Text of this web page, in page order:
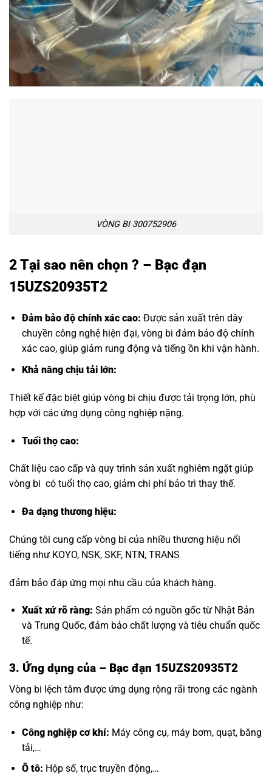
VÒNG BI 300752906
2 Tại sao nên chọn ? – Bạc đạn
15UZS20935T2
Đảm bảo độ chính xác cao: Được sản xuất trên dây
chuyền công nghệ hiện đại, vòng bi đảm bảo độ chính
xác cao, giúp giảm rung động và tiếng ồn khi vận hành.
Khả năng chịu tải lớn:
Thiết kế đặc biệt giúp vòng bi chịu được tải trọng lớn, phù
hợp với các ứng dụng công nghiệp nặng.
Tuổi thọ cao:
Chất liệu cao cấp và quy trình sản xuất nghiêm ngặt giúp
vòng bi có tuổi thọ cao, giảm chi phí bảo trì thay thế.
Đa dạng thương hiệu:
Chúng tôi cung cấp vòng bi của nhiều thương hiệu nổi
tiếng như KOYO, NSK, SKF, NTN, TRANS
đảm bảo đáp ứng mọi nhu cầu của khách hàng.
Xuất xứ rõ ràng: Sản phẩm có nguồn gốc từ Nhật Bản
và Trung Quốc, đảm bảo chất lượng và tiêu chuẩn quốc
tế.
3. Ứng dụng của – Bạc đạn 15UZS20935T2
Vòng bi lệch tâm được ứng dụng rộng rãi trong các ngành
công nghiệp như:
Công nghiệp cơ khí: Máy công cụ, máy bơm, quạt, băng
tải,…
Ô tô: Hộp số, trục truyền động,…